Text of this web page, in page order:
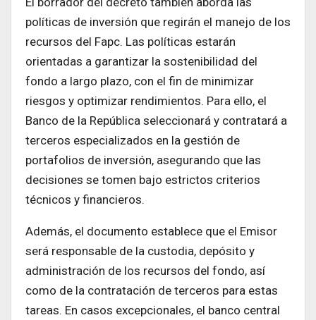
políticas de inversión que regirán el manejo de los
recursos del Fapc. Las políticas estarán
orientadas a garantizar la sostenibilidad del
fondo a largo plazo, con el fin de minimizar
riesgos y optimizar rendimientos. Para ello, el
Banco de la República seleccionará y contratará a
terceros especializados en la gestión de
portafolios de inversión, asegurando que las
decisiones se tomen bajo estrictos criterios
técnicos y financieros.
Además, el documento establece que el Emisor
será responsable de la custodia, depósito y
administración de los recursos del fondo, así
como de la contratación de terceros para estas
tareas. En casos excepcionales, el banco central